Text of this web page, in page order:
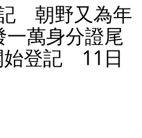
朝野又為年
萬身分證尾
始登記 11日